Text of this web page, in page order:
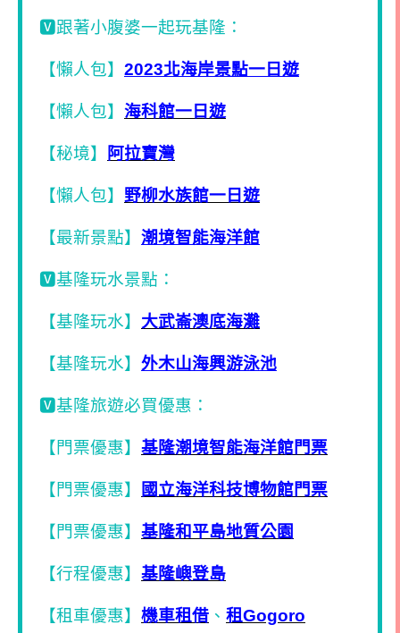
🆅跟著小腹婆一起玩基隆：
【懶人包】 2023北海岸景點一日遊
【懶人包】 海科館一日遊
【秘境】 阿拉寶灣
【懶人包】 野柳水族館一日遊
【最新景點】 潮境智能海洋館
🆅基隆玩水景點：
【基隆玩水】 大武崙澳底海灘
【基隆玩水】 外木山海興游泳池
🆅基隆旅遊必買優惠：
【門票優惠】 基隆潮境智能海洋館門票
【門票優惠】 國立海洋科技博物館門票
【門票優惠】 基隆和平島地質公園
【行程優惠】 基隆嶼登島
【租車優惠】 機車租借 、 租Gogoro